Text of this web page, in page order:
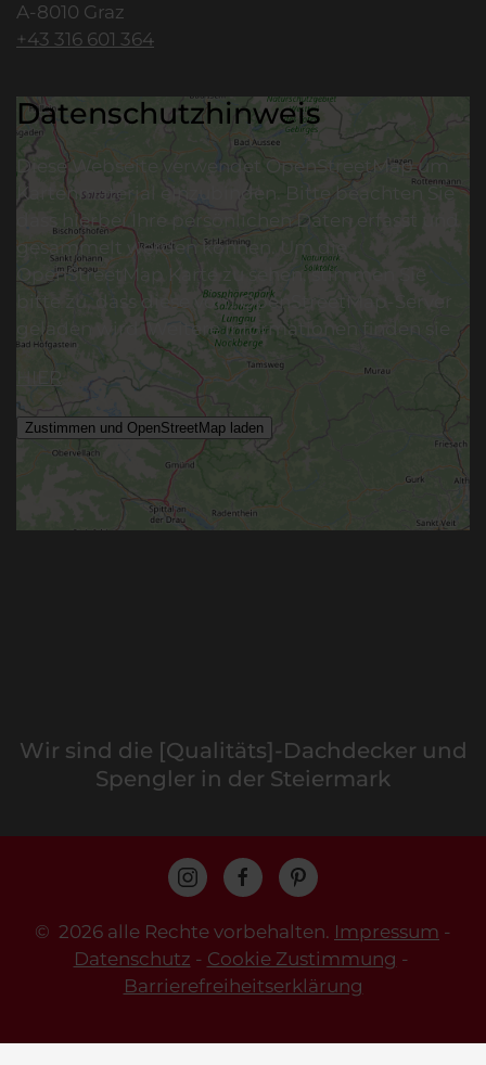
A-8010 Graz
+43 316 601 364
Datenschutzhinweis
Diese Webseite verwendet OpenStreetMap um
Kartenmaterial einzubinden. Bitte beachten Sie
dass hierbei Ihre persönlichen Daten erfasst und
gesammelt werden können. Um die
OpenStreetMap Karte zu sehen, stimmen Sie
bitte zu, dass diese vom OpenStreetMap-Server
geladen wird. Weitere Informationen finden sie
HIER
Wir sind die [Qualitäts]-Dachdecker und
Spengler in der Steiermark
© 2026 alle Rechte vorbehalten. Impressum -
Datenschutz - Cookie Zustimmung -
Barrierefreiheitserklärung